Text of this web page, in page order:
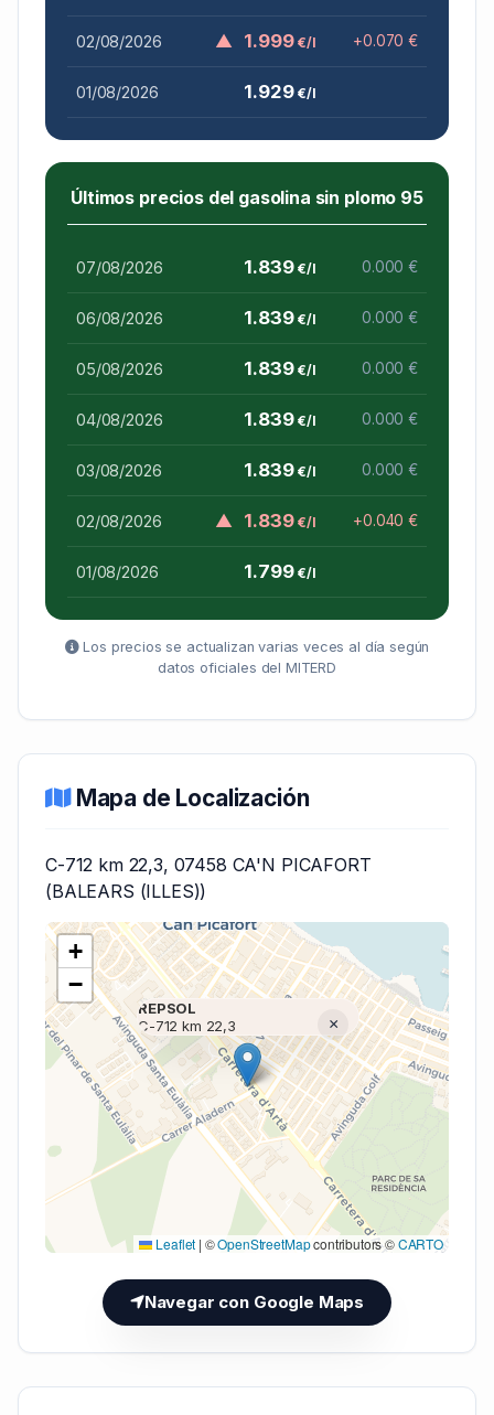
02/08/2026 ▲ 1.999€/l +0.070 €
01/08/2026 1.929€/l
Últimos precios del gasolina sin plomo 95
07/08/2026 1.839€/l 0.000 €
06/08/2026 1.839€/l 0.000 €
05/08/2026 1.839€/l 0.000 €
04/08/2026 1.839€/l 0.000 €
03/08/2026 1.839€/l 0.000 €
02/08/2026 ▲ 1.839€/l +0.040 €
01/08/2026 1.799€/l
Los precios se actualizan varias veces al día según
datos oficiales del MITERD
Mapa de Localización
C-712 km 22,3, 07458 CA'N PICAFORT
(BALEARS (ILLES))
Cargando mapa (V7 Inline)...
REPSOL
C-712 km 22,3
×
+
−
Leaflet | ©OpenStreetMapcontributors ©CARTO
Navegar con Google Maps